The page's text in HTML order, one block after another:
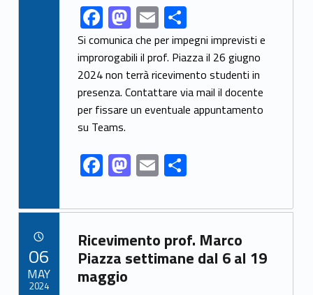
Link identifier share facebook archive #share-link-archive-83754F
ac
e
b
o
o
k
M
as
to
d
o
E
m
ai
l
S
h
ar
e
Si comunica che per impegni imprevisti e
improrogabili il prof. Piazza il 26 giugno
2024 non terrà ricevimento studenti in
presenza. Contattare via mail il docente
per fissare un eventuale appuntamento
su Teams.
F
ac
e
b
o
o
M
as
to
d
o
E
m
ai
l
S
ar
e
Link identifier archive #link-archive-66810
Ricevimento prof. Marco
Piazza settimane dal 6 al 19
maggio
06
MAY
2024